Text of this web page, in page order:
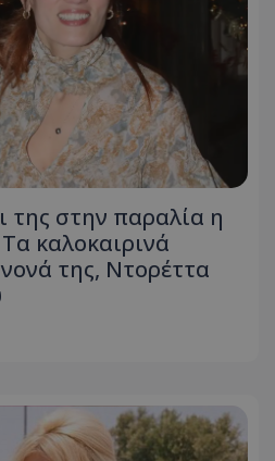
της στην παραλία η
καλοκαιρινά
της, Ντορέττα